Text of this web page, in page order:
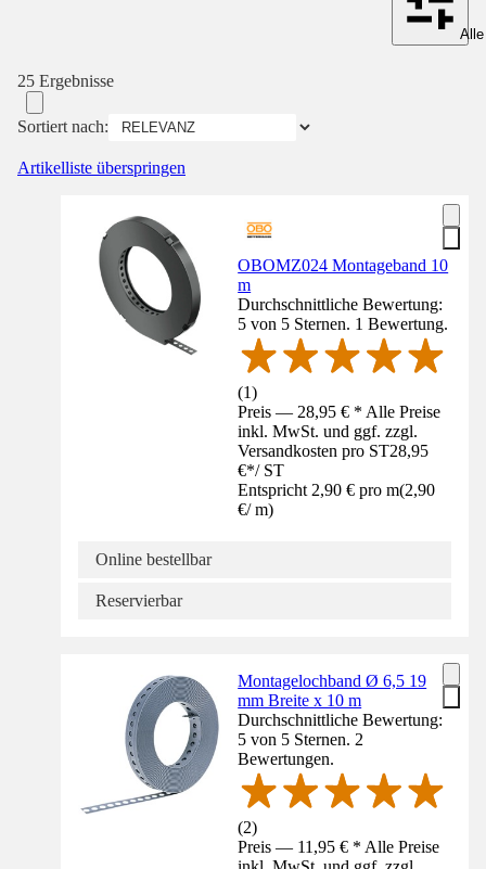
25 Ergebnisse
Sortiert nach:
Artikelliste überspringen
OBOMZ024 Montageband 10
m
Durchschnittliche Bewertung:
5 von 5 Sternen. 1 Bewertung.
(1)
Preis — 28,95 € * Alle Preise
inkl. MwSt. und ggf. zzgl.
Versandkosten pro ST28,95
€*/ ST
Entspricht 2,90 € pro m(2,90
€/ m)
Online bestellbar
Reservierbar
Montagelochband Ø 6,5 19
mm Breite x 10 m
Durchschnittliche Bewertung:
5 von 5 Sternen. 2
Bewertungen.
(2)
Preis — 11,95 € * Alle Preise